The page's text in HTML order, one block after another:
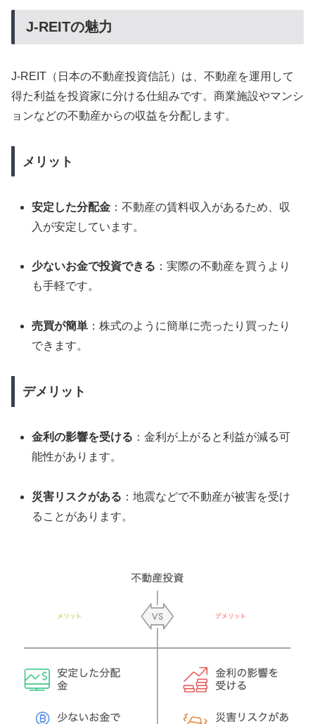
J-REITの魅力
J-REIT（日本の不動産投資信託）は、不動産を運用して
得た利益を投資家に分ける仕組みです。商業施設やマンシ
ョンなどの不動産からの収益を分配します。
メリット
安定した分配金 ：不動産の賃料収入があるため、収
入が安定しています。
少ないお金で投資できる ：実際の不動産を買うより
も手軽です。
売買が簡単 ：株式のように簡単に売ったり買ったり
できます。
デメリット
金利の影響を受ける ：金利が上がると利益が減る可
能性があります。
災害リスクがある ：地震などで不動産が被害を受け
ることがあります。